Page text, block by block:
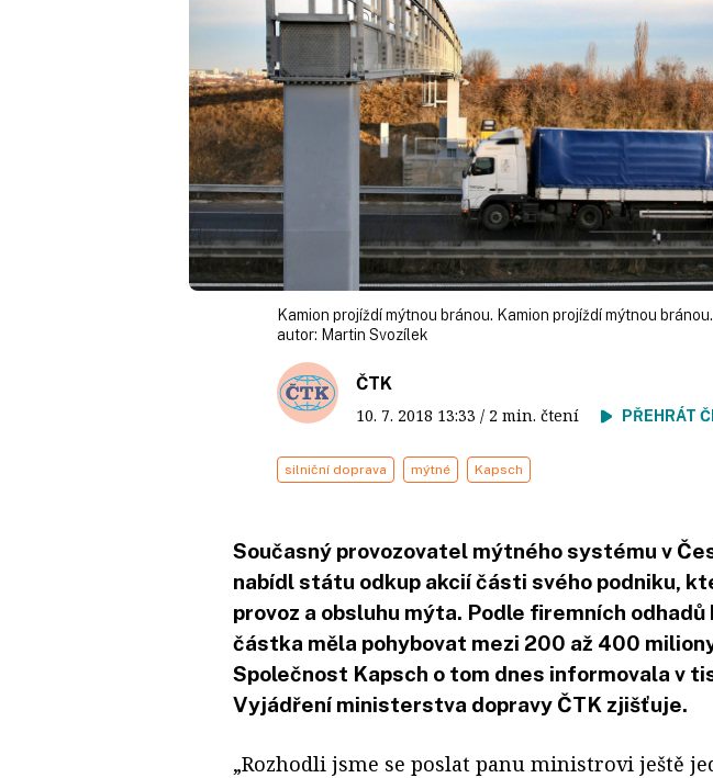
Kamion projíždí mýtnou bránou. Kamion projíždí mýtnou bránou.
autor: Martin Svozílek
ČTK
10. 7. 2018 13:33 / 2 min. čtení PŘEHRÁT
silniční doprava mýtné Kapsch
Současný provozovatel mýtného systému v
nabídl státu odkup akcií části svého podniku,
provoz a obsluhu mýta. Podle firemních
částka měla pohybovat mezi 200 až 400
Společnost Kapsch o tom dnes informovala v
Vyjádření ministerstva dopravy ČTK zjišťuje.
„Rozhodli jsme se poslat panu ministrovi ještě